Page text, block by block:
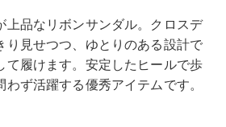
上品なリボンサンダル。クロスデ
り見せつつ、ゆとりのある設計で
て履けます。安定したヒールで歩
ず活躍する優秀アイテムです。